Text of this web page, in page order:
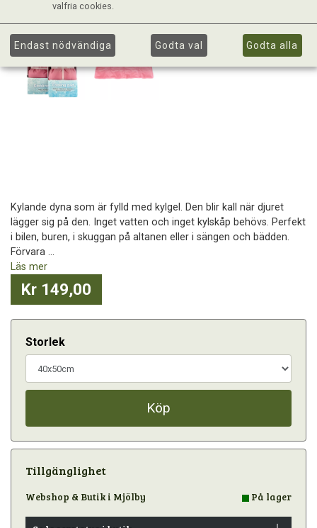
Kylande dyna som är fylld med kylgel. Den blir kall när djuret
lägger sig på den. Inget vatten och inget kylskåp behövs. Perfekt
i bilen, buren, i skuggan på altanen eller i sängen och bädden.
Förvara ...
Läs mer
Kr 149,00
Storlek
Köp
Tillgänglighet
Webshop & Butik i Mjölby På lager
valfria cookies.
Endast nödvändiga Godta val Godta alla